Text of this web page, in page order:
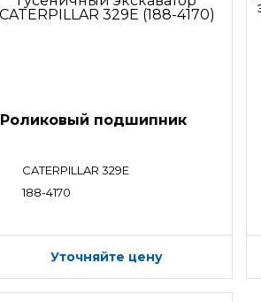
Роликовый подшипник
CATERPILLAR 329E
188-4170
Уточняйте цену